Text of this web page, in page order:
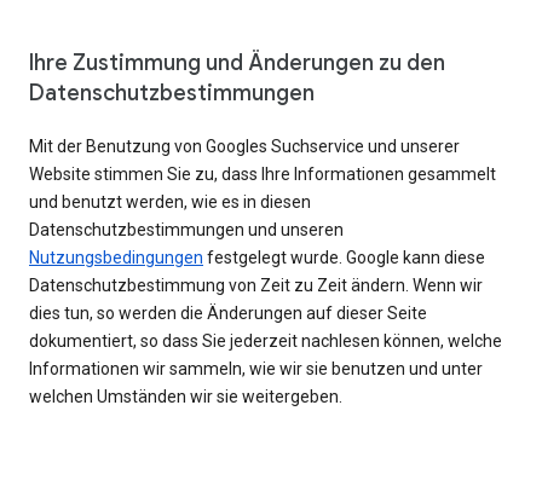
Ihre Zustimmung und Änderungen zu den
Datenschutzbestimmungen
Mit der Benutzung von Googles Suchservice und unserer
Website stimmen Sie zu, dass Ihre Informationen gesammelt
und benutzt werden, wie es in diesen
Datenschutzbestimmungen und unseren
Nutzungsbedingungen festgelegt wurde. Google kann diese
Datenschutzbestimmung von Zeit zu Zeit ändern. Wenn wir
dies tun, so werden die Änderungen auf dieser Seite
dokumentiert, so dass Sie jederzeit nachlesen können, welche
Informationen wir sammeln, wie wir sie benutzen und unter
welchen Umständen wir sie weitergeben.